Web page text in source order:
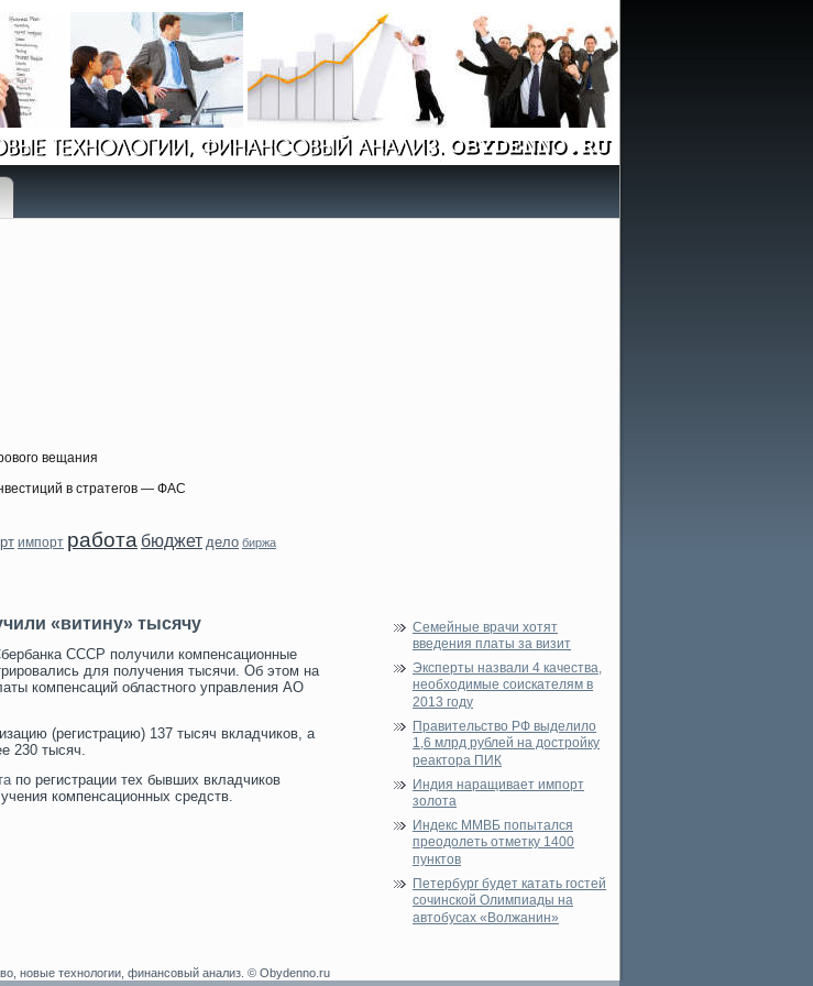
вещания
в стратегов — ФАС
импорт работа бюджет дело биржа
«витину» тысячу
СССР получили компенсационные
для получения тысячи. Об этом на
компенсаций областного управления АО
(регистрацию) 137 тысяч вкладчиков, а
230 тысяч.
по регистрации тех бывших вкладчиков
компенсационных средств.
Семейные врачи хотят
введения платы за визит
Эксперты назвали 4 качества,
необходимые соискателям в
2013 году
Правительство РФ выделило
1,6 млрд рублей на достройку
реактора ПИК
Индия наращивает импорт
золота
Индекс ММВБ попытался
преодолеть отметку 1400
пунктов
Петербург будет катать гостей
сочинской Олимпиады на
автобусах «Волжанин»
новые технологии, финансовый анализ. © Obydenno.ru